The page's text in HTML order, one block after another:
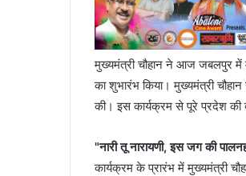
मुख्यमंत्री चौहान ने आज जबलपुर में
का शुभारंभ किया। मुख्यमंत्री
की। इस कार्यक्रम से पूरे प्रदेश की
"नारी तू नारायणी, इस जग की
कार्यक्रम के प्रारंभ में मुख्यमंत्री